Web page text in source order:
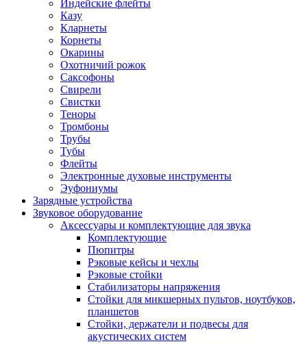
Индейские флейты
Казу
Кларнеты
Корнеты
Окарины
Охотничий рожок
Саксофоны
Свирели
Свистки
Теноры
Тромбоны
Трубы
Тубы
Флейты
Электронные духовые инструменты
Эуфониумы
Зарядные устройства
Звуковое оборудование
Аксессуары и комплектующие для звука
Комплектующие
Пюпитры
Рэковые кейсы и чехлы
Рэковые стойки
Стабилизаторы напряжения
Стойки для микшерных пультов, ноутбуков,
планшетов
Стойки, держатели и подвесы для
акустических систем